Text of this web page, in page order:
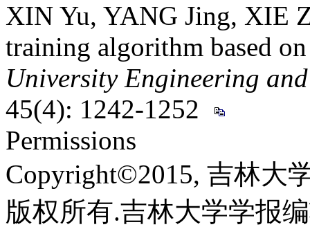
XIN Yu, YANG Jing, XIE
training algorithm based
University Engineering
45(4): 1242-1252
Permissions
Copyright©2015, 吉林大
版权所有.吉林大学学报